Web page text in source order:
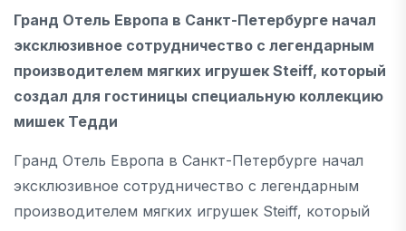
Гранд Отель Европа в Санкт-Петербурге начал
эксклюзивное сотрудничество с легендарным
производителем мягких игрушек Steiff, который
создал для гостиницы специальную коллекцию
мишек Тедди
Гранд Отель Европа в Санкт-Петербурге начал
эксклюзивное сотрудничество с легендарным
производителем мягких игрушек Steiff, который